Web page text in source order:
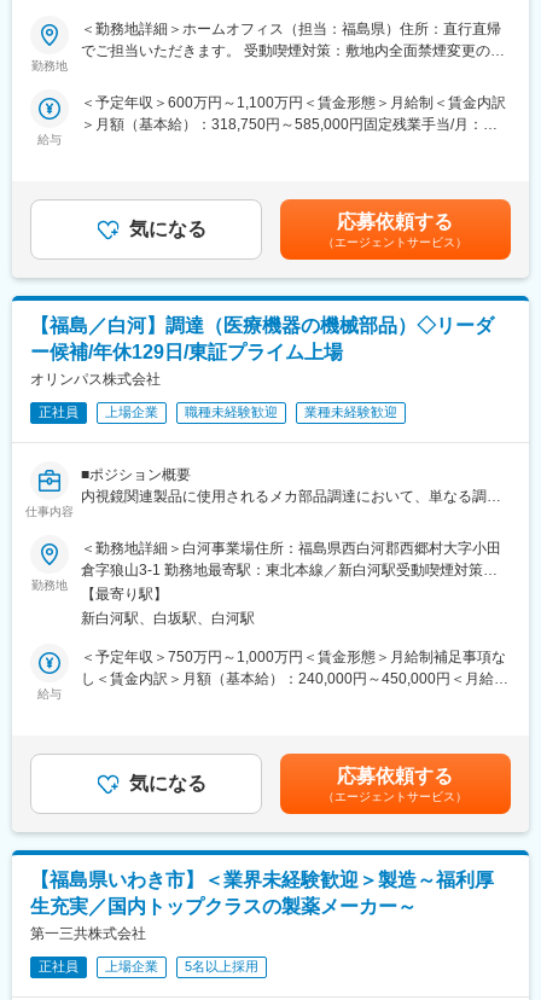
材こそが不可欠なものと考えております。
「学生時代に学んだ化学の知識や研究の経験を活かしたい」「製
なさんのチャレンジを待っています。「人の役に立ち、よろこば
れるものを創る」、その思いを実現するために活躍できる場はた
応募をお待ちしています。
＼MR経験が活かせます／
これまでMRの方に多く入社頂いており、がん領域の最先端治療機
器（非侵襲デバイス）を保有しており、抗がん剤で効果が得られ
■業務内容：
・大学病院などに所属する医師に対して、実際の症例をベースに
した適切な情報提供・適正使用の推進
・医療機関との賃貸借契約の契約締結と与信管理
・医療機器に対して使用成績調査等のPMS業務
・治療開始時における機器の手配、医療機関や社内各部署との調
整
＜営業スタイル＞
主に大学病院や基幹病院の医師や医療従事者に対して、実際の症
を行います。
※宿泊を伴う国内出張あり。日本全国の大学病院・基幹病院および
■担当製品：
担当製品である「オプチューン（Optune）」は、特定の悪性腫瘍
（脳腫瘍の膠芽腫や非小細胞肺がんなどの固形癌）の細胞分裂
を、体に発生させた特殊な電場で阻害する在宅用の医療機器で
す。セラミック製の電極パッド（アレイ）を身体に貼り、持ち運
び可能な本体から交流電場を送り続けることで腫瘍の増殖を抑え
して一定の有用性が実証されています。
※2017年に保険収載が開始され、現在は膠芽腫（脳腫瘍）／切除
不能な進行・再発の非小細胞肺癌（NSCLC）に対して適応があり
■入社後の流れ：
東京での2～3週間（予定）の研修を終えた後、現場でのOJT研修
となります。これまでMRの方に多くご入社頂いており、ミドル・
シニア問わずご活躍いただいています。
変更の範囲：会社の定める業務
勤務地
＜勤務地詳細＞ホームオフィス（担当：福島県）住所：直行直帰
でご担当いただきます。 受動喫煙対策：敷地内全面禁煙変更の範
給与
＜予定年収＞600万円～1,100万円＜賃金形態＞月給制＜賃金内訳
＞月額（基本給）：318,750円～585,000円固定残業手当/月：
賞与実績:前年度実績（年間給与の15％）賃金はあくまでも目安の
金額であり、選考を通じて上下する可能性があります。月給(月額)
は固定手当を含めた表記です。
気になる 応募依頼する
（エージェントサービス）
【福島／白河】調達（医療機器の機械部品）◇リーダ
ー候補/年休129日/東証プライム上場
オリンパス株式会社
正社員 上場企業 職種未経験歓迎 業種未経験歓迎
仕事内容
■ポジション概要
内視鏡関連製品に使用されるメカ部品調達において、単なる調達
ライヤーをリードしていただくポジションです。
日々の調達実務を担いながら、納期・品質・コストに関する課題
に対して主体的に判断・対応し、メンバーの業務進捗管理や課題
フォロー、調達プロセスの安定化・改善を推進していただくこと
を期待しています。
入社後はまず白河事業場にて勤務いただき、半年～1年程度を目安
に青森拠点での勤務を想定しています。工場と密に連携し、現場
■具体業務例
・金属部品（切削、板金・プレス部品など）、樹脂部品（成形、
主導
・調達施策に基づくサプライヤー集約、部品立上げの推進・判断
・伝票・請求書・返品対応など、調達オペレーション全体の正確
性・効率性の担保
・メンバーへの業務指示、進捗確認、課題発生時のフォロー
■仕事の進め方（一例）
勤務地
＜勤務地詳細＞白河事業場住所：福島県西白河郡西郷村大字小田
倉字狼山3-1 勤務地最寄駅：東北本線／新白河駅受動喫煙対策：
屋内全面禁煙変更の範囲：会社の定める事業所
【最寄り駅】
新白河駅、白坂駅、白河駅
給与
＜予定年収＞750万円～1,000万円＜賃金形態＞月給制補足事項な
し＜賃金内訳＞月額（基本給）：240,000円～450,000円＜月給＞
あり、選考を通じて上下する可能性があります。月給(月額)は固定
手当を含めた表記です。
気になる 応募依頼する
（エージェントサービス）
【福島県いわき市】＜業界未経験歓迎＞製造～福利厚
生充実／国内トップクラスの製薬メーカー～
第一三共株式会社
正社員 上場企業 5名以上採用